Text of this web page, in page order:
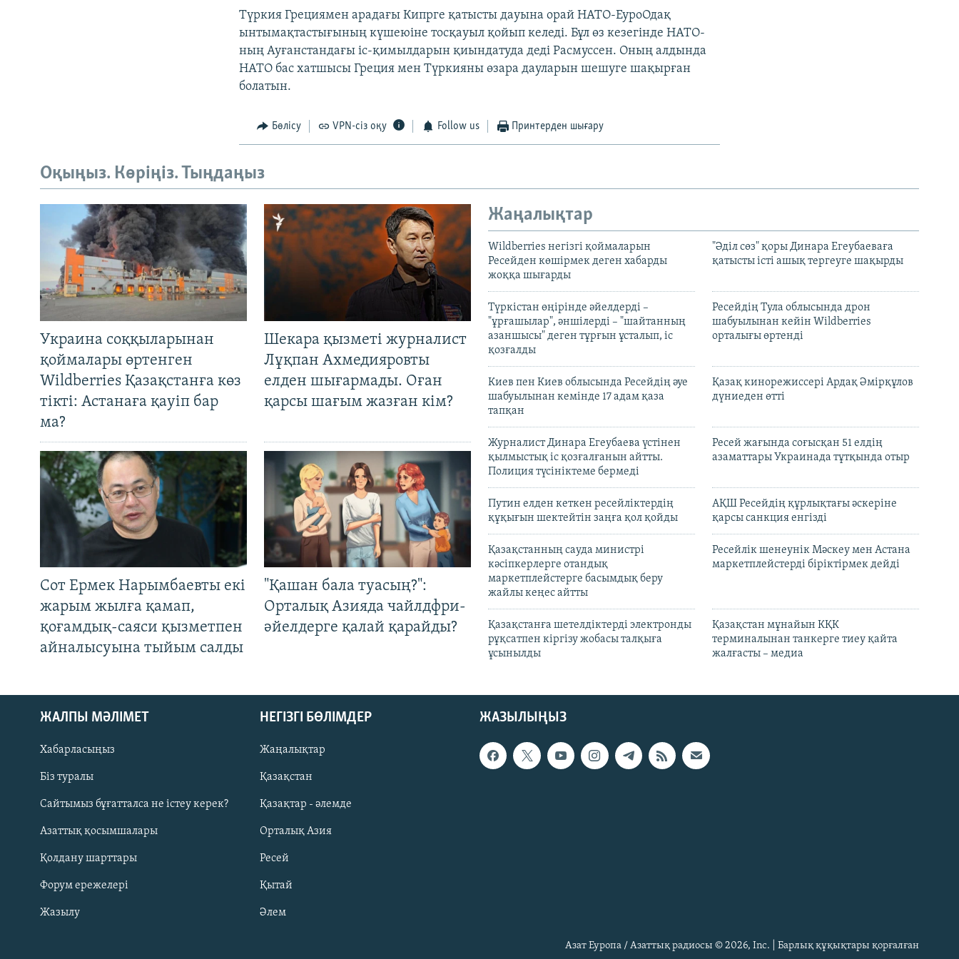
Русский
ЖАЗЫЛЫҢЫЗ
Түркия Грециямен арадағы Кипрге қатысты дауына орай НАТО-ЕуроОдақ
ынтымақтастығының күшеюіне тосқауыл қойып келеді. Бұл өз кезегінде НАТО-
ның Ауғанстандағы іс-қимылдарын қиындатуда деді Расмуссен. Оның алдында
НАТО бас хатшысы Греция мен Түркияны өзара дауларын шешуге шақырған
болатын.
Бөлісу VPN-сіз оқу Follow us Принтерден шығару
Оқыңыз. Көріңіз. Тыңдаңыз
Украина соққыларынан
қоймалары өртенген
Wildberries Қазақстанға көз
тікті: Астанаға қауіп бар
ма?
Шекара қызметі журналист
Лұқпан Ахмедияровты
елден шығармады. Оған
қарсы шағым жазған кім?
Сот Ермек Нарымбаевты екі
жарым жылға қамап,
қоғамдық-саяси қызметпен
айналысуына тыйым салды
"Қашан бала туасың?":
Орталық Азияда чайлдфри-
әйелдерге қалай қарайды?
Жаңалықтар
Wildberries негізгі қоймаларын
Ресейден көшірмек деген хабарды
жоққа шығарды
"Әділ сөз" қоры Динара Егеубаеваға
қатысты істі ашық тергеуге шақырды
Түркістан өңірінде әйелдерді –
"ұрғашылар", әншілерді – "шайтанның
азаншысы" деген тұрғын ұсталып, іс
қозғалды
Ресейдің Тула облысында дрон
шабуылынан кейін Wildberries
орталығы өртенді
Киев пен Киев облысында Ресейдің әуе
шабуылынан кемінде 17 адам қаза
тапқан
Қазақ кинорежиссері Ардақ Әмірқұлов
дүниеден өтті
Журналист Динара Егеубаева үстінен
қылмыстық іс қозғалғанын айтты.
Полиция түсініктеме бермеді
Ресей жағында соғысқан 51 елдің
азаматтары Украинада тұтқында отыр
Путин елден кеткен ресейліктердің
құқығын шектейтін заңға қол қойды
АҚШ Ресейдің құрлықтағы әскеріне
қарсы санкция енгізді
Қазақстанның сауда министрі
кәсіпкерлерге отандық
маркетплейстерге басымдық беру
жайлы кеңес айтты
Ресейлік шенеунік Мәскеу мен Астана
маркетплейстерді біріктірмек дейді
Қазақстанға шетелдіктерді электронды
рұқсатпен кіргізу жобасы талқыға
ұсынылды
Қазақстан мұнайын КҚК
терминалынан танкерге тиеу қайта
жалғасты – медиа
ЖАЗЫЛЫҢЫЗ
ЖАЛПЫ МӘЛІМЕТ
Хабарласыңыз
Біз туралы
Сайтымыз бұғатталса не істеу керек?
Азаттық қосымшалары
Қолдану шарттары
Форум ережелері
Жазылу
НЕГІЗГІ БӨЛІМДЕР
Жаңалықтар
Қазақстан
Қазақтар - әлемде
Орталық Азия
Ресей
Қытай
Әлем
Азат Еуропа / Азаттық радиосы © 2026, Inc. | Барлық құқықтары қорғалған